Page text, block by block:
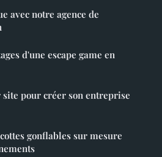
avec notre agence de
d'une escape game en
pour créer son entreprise
gonflables sur mesure